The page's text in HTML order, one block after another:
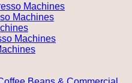
Machines
Machines
Machines